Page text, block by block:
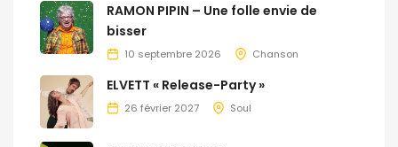
RAMON PIPIN – Une folle envie de
bisser
10 septembre 2026 Chanson
ELVETT « Release-Party »
26 février 2027 Soul